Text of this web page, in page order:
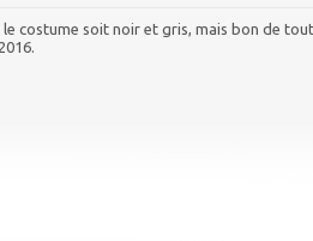
costume soit noir et gris, mais bon de